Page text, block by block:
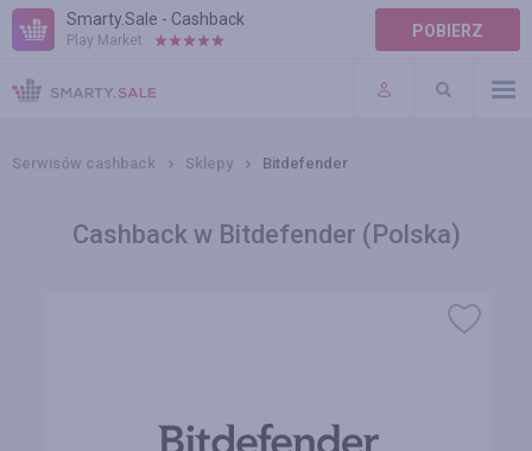
Smarty.Sale - Cashback
Play Market: POBIERZ
POMOC
WARUNKI
Serwisów cashback Sklepy Bitdefender
Cashback w Bitdefender (Polska)